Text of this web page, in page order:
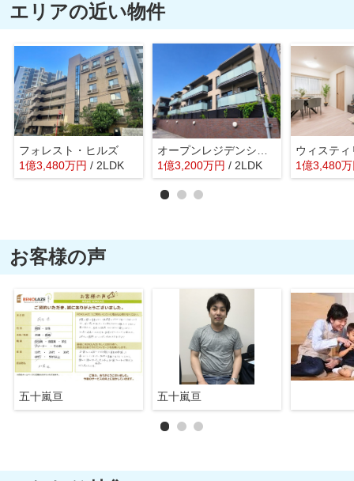
エリアの近い物件
フォレスト・ヒルズ
1億3,480万円 / 2LDK
1億3,200万円 / 2LDK 1億3,480万
お客様の声
五十嵐亘 五十嵐亘